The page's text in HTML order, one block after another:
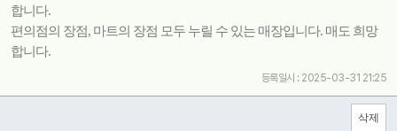
합니다.
편의점의 장점, 마트의 장점 모두 누릴 수 있는 매장입니다. 매도 희망
합니다.
등록일시 : 2025-03-31 21:25